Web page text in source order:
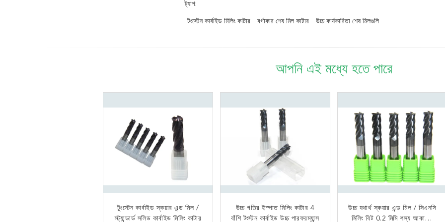
ট্যাগ:
টংস্টেন কার্বাইড মিলিং কাটার বর্গাকার শেষ মিল কাটার উচ্চ কার্যকারিতা শেষ মিলগুলি
আপনি এই মধ্যে হতে পারে
টুংস্টেন কার্বাইড স্কয়ার এন্ড মিল /
স্ট্যান্ডার্ড সলিড কার্বাইড মিলিং কাটার
উচ্চ গতির ইস্পাত মিলিং কাটার 4
বাঁশি টংস্টন কার্বাইড উচ্চ পারফরম্যান্স
উচ্চ যথার্থ স্কয়ার এন্ড মিল / সিএনসি
মিলিং বিট 0.2 মিমি শস্য আকারের
অ্যালুমিনিয়াম প্লাস্টিকের
টিআইএলএন ন্যানো লেপ উচ্চ গতির
কার্বাইড স্কয়ার এন্ড মিল কাটার
স্টেইনলেস কঠোর ইস্পাত 0.6 μm
ফোর বাঁশি স্কয়ার এন্ড মিল মিল
টুংস্টেন কার্বাইড সিএনসি জেনারেল